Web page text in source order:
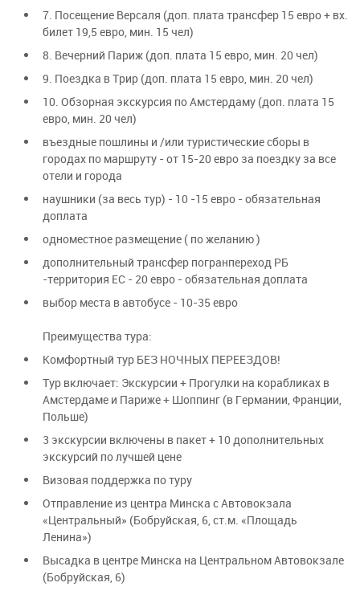
7. Посещение Версаля (доп. плата трансфер 15 евро + вх.
билет 19,5 евро, мин. 15 чел)
8. Вечерний Париж (доп. плата 15 евро, мин. 20 чел)
9. Поездка в Трир (доп. плата 15 евро, мин. 20 чел)
10. Обзорная экскурсия по Амстердаму (доп. плата 15
евро, мин. 20 чел)
въездные пошлины и /или туристические сборы в
городах по маршруту - от 15-20 евро за поездку за все
отели и города
наушники (за весь тур) - 10 -15 евро - обязательная
доплата
одноместное размещение ( по желанию )
дополнительный трансфер погранпереход РБ
-территория ЕС - 20 евро - обязательная доплата
выбор места в автобусе - 10-35 евро
Преимущества тура:
Комфортный тур БЕЗ НОЧНЫХ ПЕРЕЕЗДОВ!
Тур включает: Экскурсии + Прогулки на корабликах в
Амстердаме и Париже + Шоппинг (в Германии, Франции,
Польше)
3 экскурсии включены в пакет + 10 дополнительных
экскурсий по лучшей цене
Визовая поддержка по туру
Отправление из центра Минска с Автовокзала
«Центральный» (Бобруйская, 6, ст.м. «Площадь
Ленина»)
Высадка в центре Минска на Центральном Автовокзале
(Бобруйская, 6)